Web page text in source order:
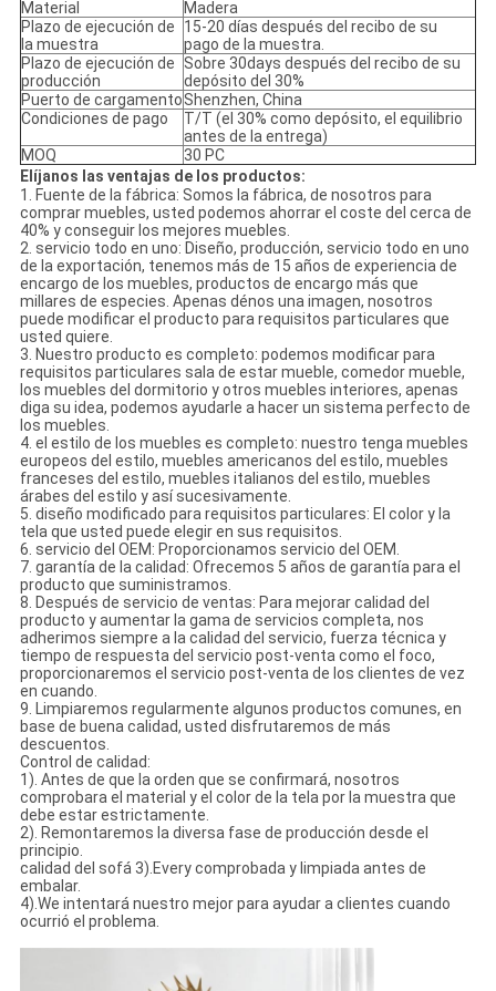
Material
Madera
Plazo de ejecución de
la muestra
15-20 días después del recibo de su
pago de la muestra.
Plazo de ejecución de
producción
Sobre 30days después del recibo de su
depósito del 30%
Puerto de cargamentoShenzhen, China
Condiciones de pago
T/T (el 30% como depósito, el equilibrio
antes de la entrega)
MOQ
30 PC
Elíjanos las ventajas de los productos:
1. Fuente de la fábrica: Somos la fábrica, de nosotros para
comprar muebles, usted podemos ahorrar el coste del cerca de
40% y conseguir los mejores muebles.
2. servicio todo en uno: Diseño, producción, servicio todo en uno
de la exportación, tenemos más de 15 años de experiencia de
encargo de los muebles, productos de encargo más que
millares de especies. Apenas dénos una imagen, nosotros
puede modificar el producto para requisitos particulares que
usted quiere.
3. Nuestro producto es completo: podemos modificar para
requisitos particulares sala de estar mueble, comedor mueble,
los muebles del dormitorio y otros muebles interiores, apenas
diga su idea, podemos ayudarle a hacer un sistema perfecto de
los muebles.
4. el estilo de los muebles es completo: nuestro tenga muebles
europeos del estilo, muebles americanos del estilo, muebles
franceses del estilo, muebles italianos del estilo, muebles
árabes del estilo y así sucesivamente.
5. diseño modificado para requisitos particulares: El color y la
tela que usted puede elegir en sus requisitos.
6. servicio del OEM: Proporcionamos servicio del OEM.
7. garantía de la calidad: Ofrecemos 5 años de garantía para el
producto que suministramos.
8. Después de servicio de ventas: Para mejorar calidad del
producto y aumentar la gama de servicios completa, nos
adherimos siempre a la calidad del servicio, fuerza técnica y
tiempo de respuesta del servicio post-venta como el foco,
proporcionaremos el servicio post-venta de los clientes de vez
en cuando.
9. Limpiaremos regularmente algunos productos comunes, en
base de buena calidad, usted disfrutaremos de más
descuentos.
Control de calidad:
1). Antes de que la orden que se confirmará, nosotros
comprobara el material y el color de la tela por la muestra que
debe estar estrictamente.
2). Remontaremos la diversa fase de producción desde el
principio.
calidad del sofá 3).Every comprobada y limpiada antes de
embalar.
4).We intentará nuestro mejor para ayudar a clientes cuando
ocurrió el problema.